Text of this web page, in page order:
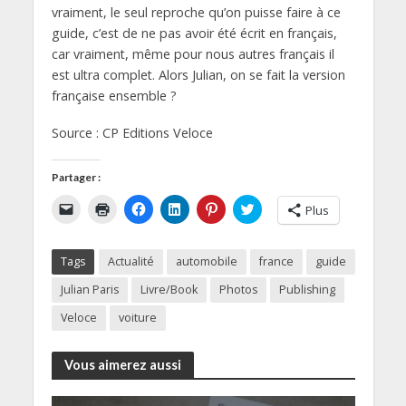
vraiment, le seul reproche qu’on puisse faire à ce
guide, c’est de ne pas avoir été écrit en français,
car vraiment, même pour nous autres français il
est ultra complet. Alors Julian, on se fait la version
française ensemble ?
Source : CP Editions Veloce
Partager :
u
e
r
p
u
r
n
v
o
y
e
u
e
p
m
p
r
i
m
C
l
u
e
p
u
r
a
r
a
g
C
l
e
p
a
a
g
C
l
u
e
p
a
g
C
l
u
e
p
a
g
Plus
Tags Actualité automobile france
guide
Julian Paris
Livre/Book Photos
Publishing
Veloce
voiture
Vous aimerez aussi